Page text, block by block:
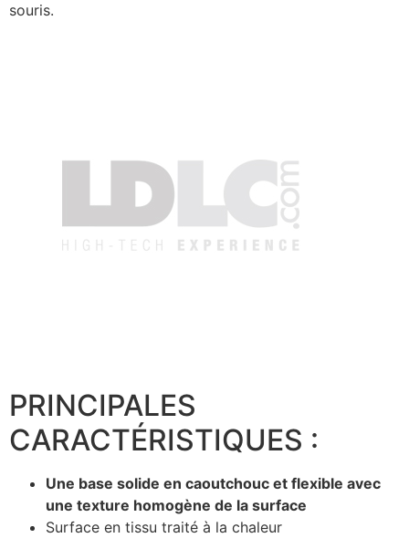
souris.
PRINCIPALES
CARACTÉRISTIQUES :
Une base solide en caoutchouc et flexible avec
une texture homogène de la surface
Surface en tissu traité à la chaleur